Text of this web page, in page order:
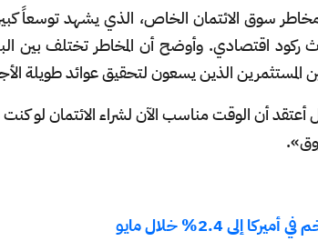
سوق الائتمان الخاص، الذي يشهد توسعاً
اقتصادي. وأوضح أن المخاطر تختلف بين
المستثمرين الذين يسعون لتحقيق عوائد طويلة
أن الوقت مناسب الآن لشراء الائتمان لو
إلى 2.4% خلال مايو